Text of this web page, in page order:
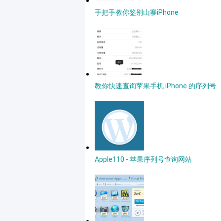
手把手教你鉴别山寨iPhone
教你快速查询苹果手机 iPhone 的序列号
Apple110 - 苹果序列号查询网站